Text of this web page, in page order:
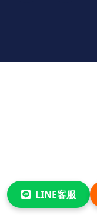
LINE客服